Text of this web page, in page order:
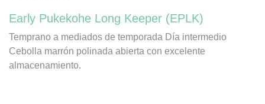
Early Pukekohe Long Keeper (EPLK)
Temprano a mediados de temporada Día intermedio
Cebolla marrón polinada abierta con excelente
almacenamiento.